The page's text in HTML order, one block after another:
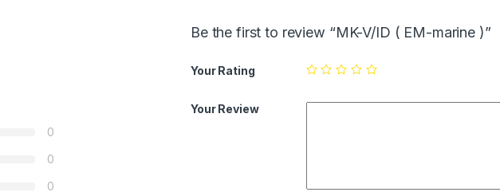
0
0
0
Be the first to review “MK-V/ID ( EM-marine )”
Your Rating
Your Review